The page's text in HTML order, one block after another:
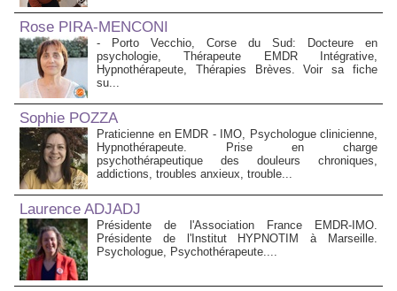
Rose PIRA-MENCONI
- Porto Vecchio, Corse du Sud: Docteure en
psychologie, Thérapeute EMDR Intégrative,
Hypnothérapeute, Thérapies Brèves. Voir sa fiche
su...
Sophie POZZA
Praticienne en EMDR - IMO, Psychologue clinicienne,
Hypnothérapeute. Prise en charge
psychothérapeutique des douleurs chroniques,
addictions, troubles anxieux, trouble...
Laurence ADJADJ
Présidente de l'Association France EMDR-IMO.
Présidente de l'Institut HYPNOTIM à Marseille.
Psychologue, Psychothérapeute....